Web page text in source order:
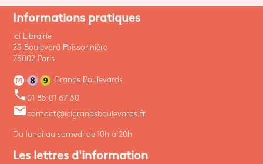
Informations pratiques
Ici Librairie
25 Boulevard Poissonnière
75002 Paris
Grands Boulevards
phone 01 85 01 67 30
emailcontact@icigrandsboulevards.fr
Du lundi au samedi de 10h à 20h
Les lettres d'information